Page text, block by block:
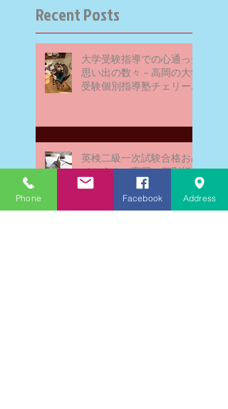
Recent Posts
大学受験指導での心通った
思い出の数々－高岡の大学
受験個別指導塾チェリー・
英検二級一次試験合格おめ
でとう！－高岡の個別指導
塾チェリー・ブロッサム
Phone Facebook Address